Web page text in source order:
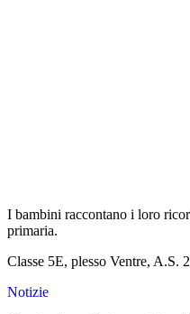
I bambini raccontano i loro
primaria.
Classe 5E, plesso Ventre, A.S.
Notizie